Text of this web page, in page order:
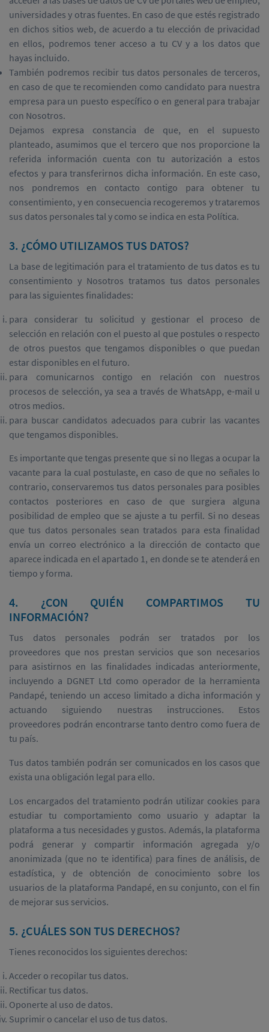
universidades y otras fuentes. En caso de que estés registrado
en dichos sitios web, de acuerdo a tu elección de privacidad
en ellos, podremos tener acceso a tu CV y a los datos que
hayas incluido.
También podremos recibir tus datos personales de terceros,
en caso de que te recomienden como candidato para nuestra
empresa para un puesto específico o en general para trabajar
con Nosotros.
Dejamos expresa constancia de que, en el supuesto
planteado, asumimos que el tercero que nos proporcione la
referida información cuenta con tu autorización a estos
efectos y para transferirnos dicha información. En este caso,
nos pondremos en contacto contigo para obtener tu
consentimiento, y en consecuencia recogeremos y trataremos
sus datos personales tal y como se indica en esta Política.
3. ¿CÓMO UTILIZAMOS TUS DATOS?
La base de legitimación para el tratamiento de tus datos es tu
consentimiento y Nosotros tratamos tus datos personales
para las siguientes finalidades:
para considerar tu solicitud y gestionar el proceso de
selección en relación con el puesto al que postules o respecto
de otros puestos que tengamos disponibles o que puedan
estar disponibles en el futuro.
para comunicarnos contigo en relación con nuestros
procesos de selección, ya sea a través de WhatsApp, e-mail u
otros medios.
para buscar candidatos adecuados para cubrir las vacantes
que tengamos disponibles.
Es importante que tengas presente que si no llegas a ocupar la
vacante para la cual postulaste, en caso de que no señales lo
contrario, conservaremos tus datos personales para posibles
contactos posteriores en caso de que surgiera alguna
posibilidad de empleo que se ajuste a tu perfil. Si no deseas
que tus datos personales sean tratados para esta finalidad
envía un correo electrónico a la dirección de contacto que
aparece indicada en el apartado 1, en donde se te atenderá en
tiempo y forma.
4. ¿CON QUIÉN COMPARTIMOS TU
INFORMACIÓN?
Tus datos personales podrán ser tratados por los
proveedores que nos prestan servicios que son necesarios
para asistirnos en las finalidades indicadas anteriormente,
incluyendo a DGNET Ltd como operador de la herramienta
Pandapé, teniendo un acceso limitado a dicha información y
actuando siguiendo nuestras instrucciones. Estos
proveedores podrán encontrarse tanto dentro como fuera de
tu país.
Tus datos también podrán ser comunicados en los casos que
exista una obligación legal para ello.
Los encargados del tratamiento podrán utilizar cookies para
estudiar tu comportamiento como usuario y adaptar la
plataforma a tus necesidades y gustos. Además, la plataforma
podrá generar y compartir información agregada y/o
anonimizada (que no te identifica) para fines de análisis, de
estadística, y de obtención de conocimiento sobre los
usuarios de la plataforma Pandapé, en su conjunto, con el fin
de mejorar sus servicios.
5. ¿CUÁLES SON TUS DERECHOS?
Tienes reconocidos los siguientes derechos:
Acceder o recopilar tus datos.
Rectificar tus datos.
Oponerte al uso de datos.
Suprimir o cancelar el uso de tus datos.